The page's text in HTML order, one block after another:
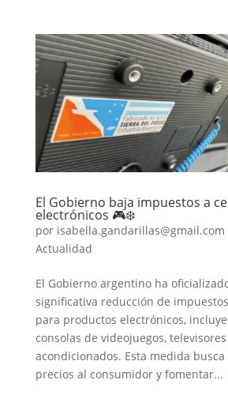
El Gobierno baja impuestos a
electrónicos 🎮❄️
por isabella.gandarillas@gmail.com
Actualidad
El Gobierno argentino ha
significativa reducción de
para productos electrónicos,
consolas de videojuegos,
acondicionados. Esta medida
precios al consumidor y fomentar...